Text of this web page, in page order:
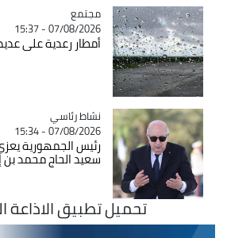
Catégorie
مجتمع
07/08/2026 - 15:37
أمطار رعدية على عديد
Catégorie
نشاط رئاسي
07/08/2026 - 15:34
رئيس الجمهورية
سعيد الحاج محمد بن
تحميل تطبيق الاذاعة